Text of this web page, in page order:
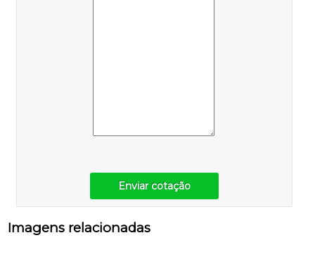
Enviar cotação
Imagens relacionadas